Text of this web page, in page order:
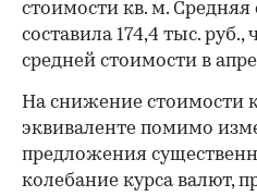
стоимости кв. м. Средняя
составила 174,4 тыс. руб.,
средней стоимости в
На снижение стоимости
эквиваленте помимо
предложения
колебание курса валют,